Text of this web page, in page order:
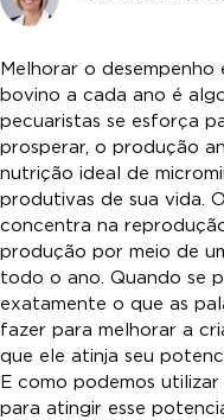
Melhorar o
bovino a cada ano é
pecuaristas se esforça
prosperar, o produção
nutrição ideal de
produtivas de sua vida.
concentra na
produção por meio de
todo o ano. Quando se
exatamente o que as
fazer para melhorar a
que ele atinja seu
E como podemos utilizar
para atingir esse